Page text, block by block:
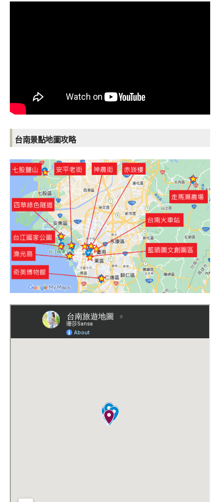
台南景點地圖攻略